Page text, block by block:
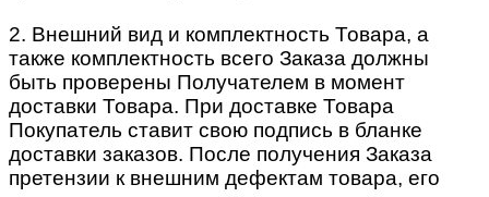
2. Внешний вид и комплектность Товара, а
также комплектность всего Заказа должны
быть проверены Получателем в момент
доставки Товара. При доставке Товара
Покупатель ставит свою подпись в бланке
доставки заказов. После получения Заказа
претензии к внешним дефектам товара, его